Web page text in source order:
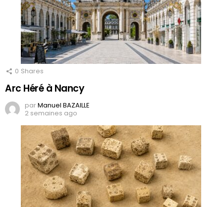
0 Shares
Arc Héré à Nancy
parManuel BAZAILLE
2 semaines ago